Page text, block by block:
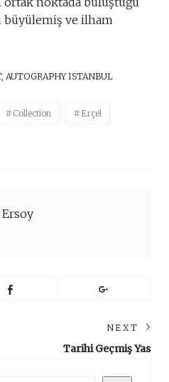
ve ilham
AUTOGRAPHY ISTANBUL
Collection Erçel
NEXT
Tarihi Geçmiş Yas